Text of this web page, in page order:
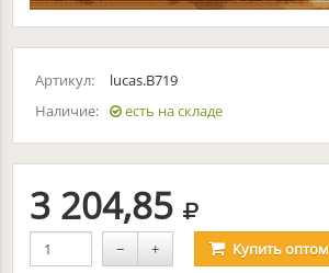
Артикул:
lucas.B719
Наличие:
есть на складе
3 204,85 руб.
− + Купитьоптом